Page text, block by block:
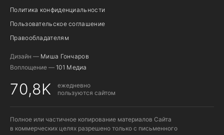
Политика конфиденциальности
Пользовательское соглашение
Правообладателям
Дизайн — Миша Гончаров
Воплощение — 101 Медиа
70,8K
ежедневно
пользуются сайтом
Полное или частичное копирование материалов Сайта
в коммерческих целях разрешено только с письменного